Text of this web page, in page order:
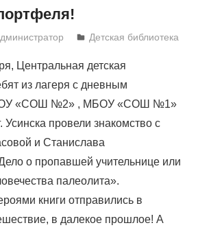
Детская библиотека
Центральная детская
из лагеря с дневным
«СОШ №2» , МБОУ «СОШ №1»
провели знакомство с
и Станислава
о пропавшей учительнице или
палеолита».
книги отправились в
в далекое прошлое! А